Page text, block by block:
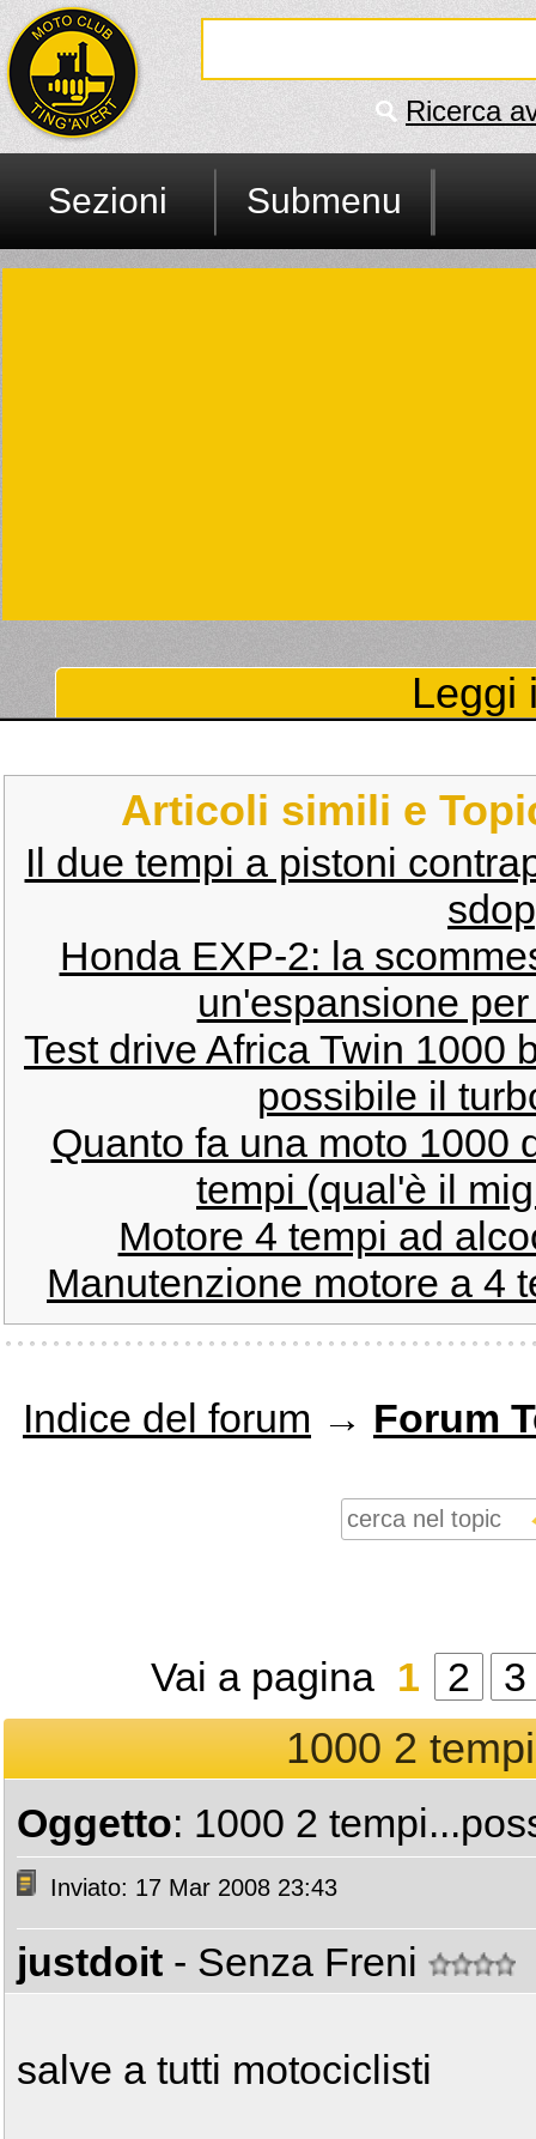
Ricerca
Sezioni Submenu
Leggi
Articoli simili e
Il due tempi a pistoni
Honda EXP-2: la
un'espansione
Test drive Africa Twin 1000
possibile il
Quanto fa una moto 1000
tempi (qual'è il
Motore 4 tempi ad
Manutenzione motore a 4
Indice del forum → Forum
Vai a pagina 1 2 3
1000 2
Oggetto: 1000 2
Inviato: 17 Mar 2008 23:43
justdoit - Senza Freni
salve a tutti motociclisti